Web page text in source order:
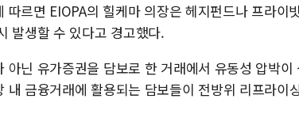
따르면 EIOPA의 힐케마 의장은 헤지펀드나 프라이
발생할 수 있다고 경고했다.
아닌 유가증권을 담보로 한 거래에서 유동성 압박
내 금융거래에 활용되는 담보들이 전방위 리프라이